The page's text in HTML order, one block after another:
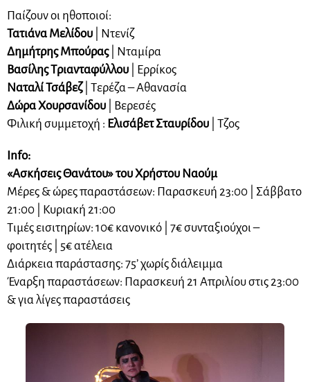
Παίζουν οι ηθοποιοί:
Τατιάνα Μελίδου | Ντενίζ
Δημήτρης Μπούρας| Νταμίρα
Βασίλης Τριανταφύλλου | Ερρίκος
Ναταλί Τσάβεζ| Τερέζα – Αθανασία
Δώρα Χουρσανίδου | Βερεσές
Φιλική συμμετοχή : Ελισάβετ Σταυρίδου | Τζος
Info:
«Ασκήσεις Θανάτου» του Χρήστου Ναούμ
Μέρες & ώρες παραστάσεων: Παρασκευή 23:00 | Σάββατο
21:00 | Κυριακή 21:00
Τιμές εισιτηρίων: 10€ κανονικό | 7€ συνταξιούχοι –
φοιτητές | 5€ ατέλεια
Διάρκεια παράστασης: 75’ χωρίς διάλειμμα
Έναρξη παραστάσεων: Παρασκευή 21 Απριλίου στις 23:00
& για λίγες παραστάσεις